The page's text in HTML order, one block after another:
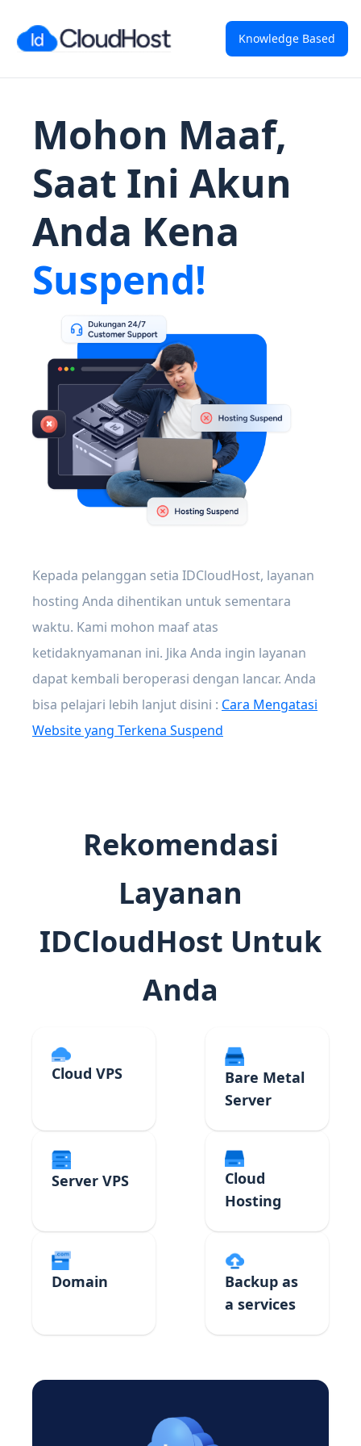
Knowledge Based
Mohon Maaf,
Saat Ini Akun
Anda Kena
Suspend!
Kepada pelanggan setia IDCloudHost, layanan
hosting Anda dihentikan untuk sementara
waktu. Kami mohon maaf atas
ketidaknyamanan ini. Jika Anda ingin layanan
dapat kembali beroperasi dengan lancar. Anda
bisa pelajari lebih lanjut disini : Cara Mengatasi
Website yang Terkena Suspend
Rekomendasi
Layanan
IDCloudHost Untuk
Anda
Cloud VPS
Bare Metal
Server
Server VPS
Cloud
Hosting
Domain
Backup as
a services